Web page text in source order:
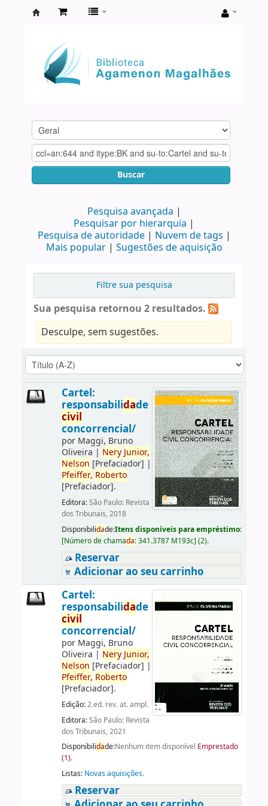
Agamenon
Magalhães
Buscar
Pesquisa avançada
Pesquisar por hierarquia
Pesquisa de autoridade
Nuvem de tags
Mais popular
Sugestões de aquisição
Filtre sua pesquisa
Sua pesquisa retornou 2 resultados.
Desculpe, sem sugestões.
Cartel:
responsabilidade
civil
concorrencial/
por Maggi, Bruno
Oliveira | Nery Junior,
Nelson [Prefaciador] |
Pfeiffer, Roberto
[Prefaciador].
Editora:São Paulo: Revista
dos Tribunais, 2018
Disponibilidade:Itens disponíveis para empréstimo:
[Número de chamada:341.3787 M193c] (2).
Reservar
Adicionar ao seu carrinho
Cartel:
responsabilidade
civil
concorrencial/
por Maggi, Bruno
Oliveira | Nery Junior,
Nelson [Prefaciador] |
Pfeiffer, Roberto
[Prefaciador].
Edição:2.ed. rev. at. ampl.
Editora:São Paulo: Revista
dos Tribunais, 2021
Disponibilidade:Nenhum item disponível Emprestado
(1).
Listas: Novas aquisições.
Reservar